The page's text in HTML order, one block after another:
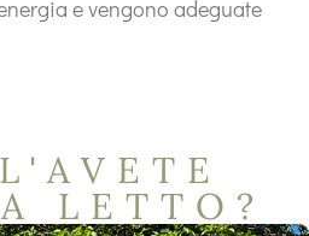
e vengono adeguate
LETTO?